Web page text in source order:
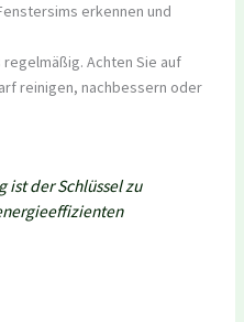
erkennen und
Achten Sie auf
reinigen, nachbessern oder
ist der Schlüssel zu